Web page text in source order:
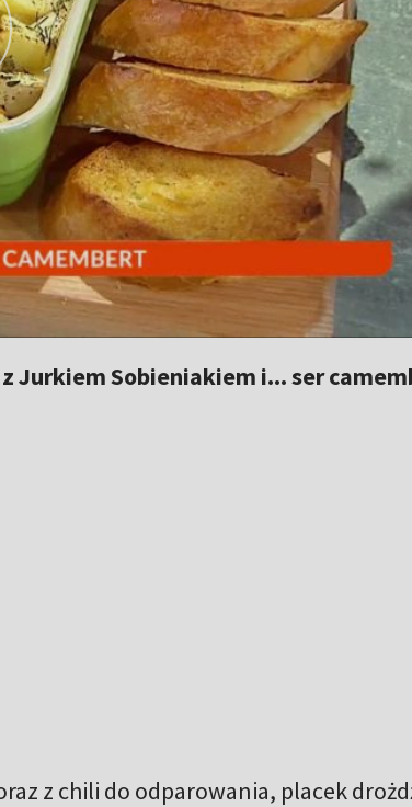
Jurkiem Sobieniakiem i... ser
z chili do odparowania, placek